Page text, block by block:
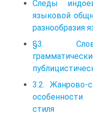
Следы
языковой
разнообразия
§3.
3.2. Жанрово-
особенности
стиля